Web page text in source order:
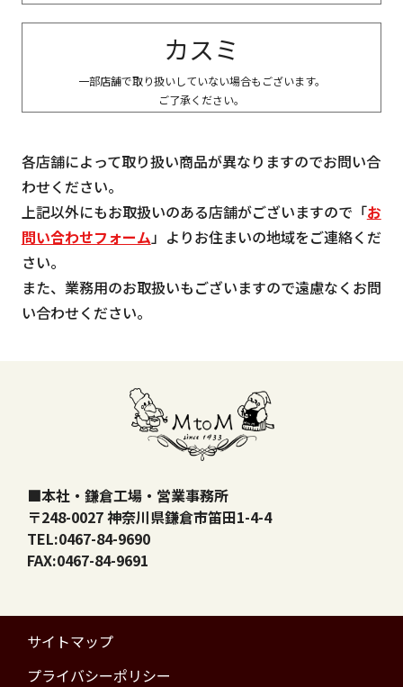
カスミ
一部店舗で取り扱いしていない場合もございます。
ご了承ください。
各店舗によって取り扱い商品が異なりますのでお問い合
わせください。
上記以外にもお取扱いのある店舗がございますので「お
問い合わせフォーム」よりお住まいの地域をご連絡くだ
さい。
また、業務用のお取扱いもございますので遠慮なくお問
い合わせください。
■本社・鎌倉工場・営業事務所
〒248-0027 神奈川県鎌倉市笛田1-4-4
TEL:0467-84-9690
FAX:0467-84-9691
サイトマップ
プライバシーポリシー